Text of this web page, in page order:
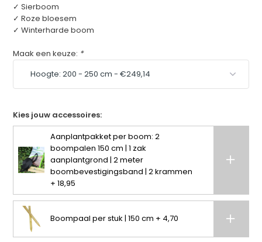
✓ Sierboom
✓ Roze bloesem
✓ Winterharde boom
Maak een keuze: *
Kies jouw accessoires:
Aanplantpakket per boom: 2
boompalen 150 cm | 1 zak
aanplantgrond | 2 meter
boombevestigingsband | 2 krammen
+ 18,95
Boompaal per stuk | 150 cm + 4,70